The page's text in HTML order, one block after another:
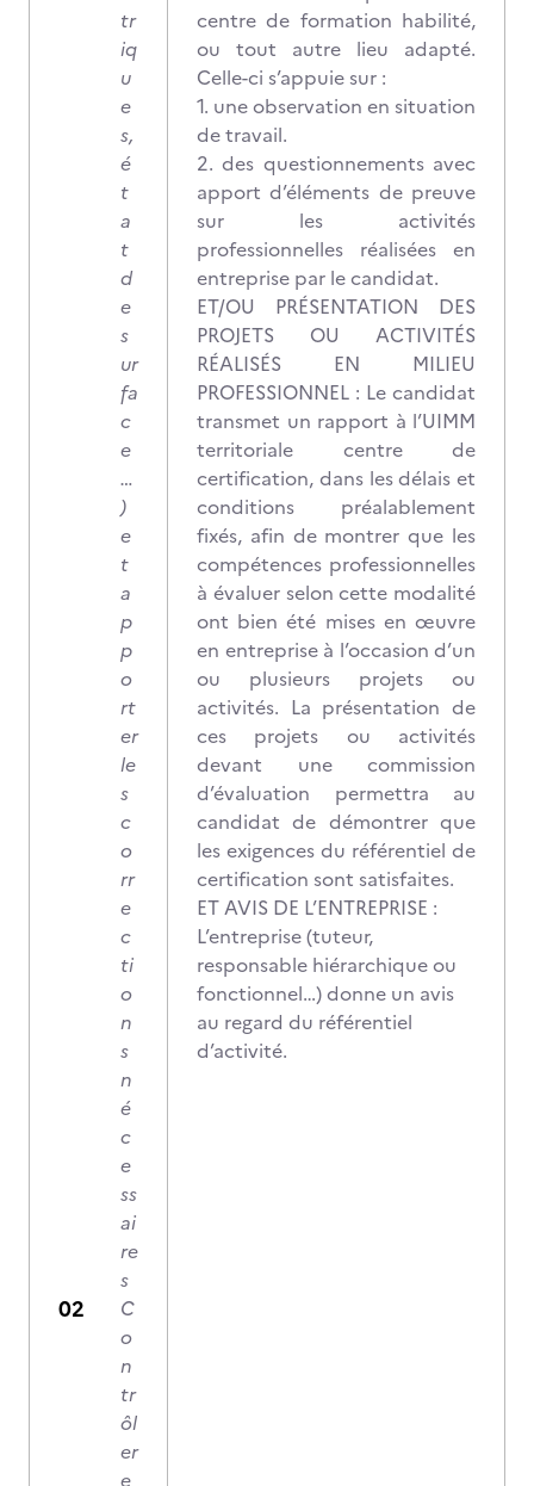
tr
iq
u
e
s,
é
t
a
t
d
e
s
ur
fa
c
e
…
)
e
t
a
p
p
o
rt
er
le
s
c
o
rr
e
c
ti
o
n
s
n
é
c
e
ss
ai
re
s
C
o
n
tr
ôl
er
e
centre de formation habilité,
ou tout autre lieu adapté.
Celle-ci s’appuie sur :
1. une observation en situation
de travail.
2. des questionnements avec
apport d’éléments de preuve
sur les activités
professionnelles réalisées en
entreprise par le candidat.
ET/OU PRÉSENTATION DES
PROJETS OU ACTIVITÉS
RÉALISÉS EN MILIEU
PROFESSIONNEL : Le candidat
transmet un rapport à l’UIMM
territoriale centre de
certification, dans les délais et
conditions préalablement
fixés, afin de montrer que les
compétences professionnelles
à évaluer selon cette modalité
ont bien été mises en œuvre
en entreprise à l’occasion d’un
ou plusieurs projets ou
activités. La présentation de
ces projets ou activités
devant une commission
d’évaluation permettra au
candidat de démontrer que
les exigences du référentiel de
certification sont satisfaites.
ET AVIS DE L’ENTREPRISE :
L’entreprise (tuteur,
responsable hiérarchique ou
fonctionnel…) donne un avis
au regard du référentiel
d’activité.